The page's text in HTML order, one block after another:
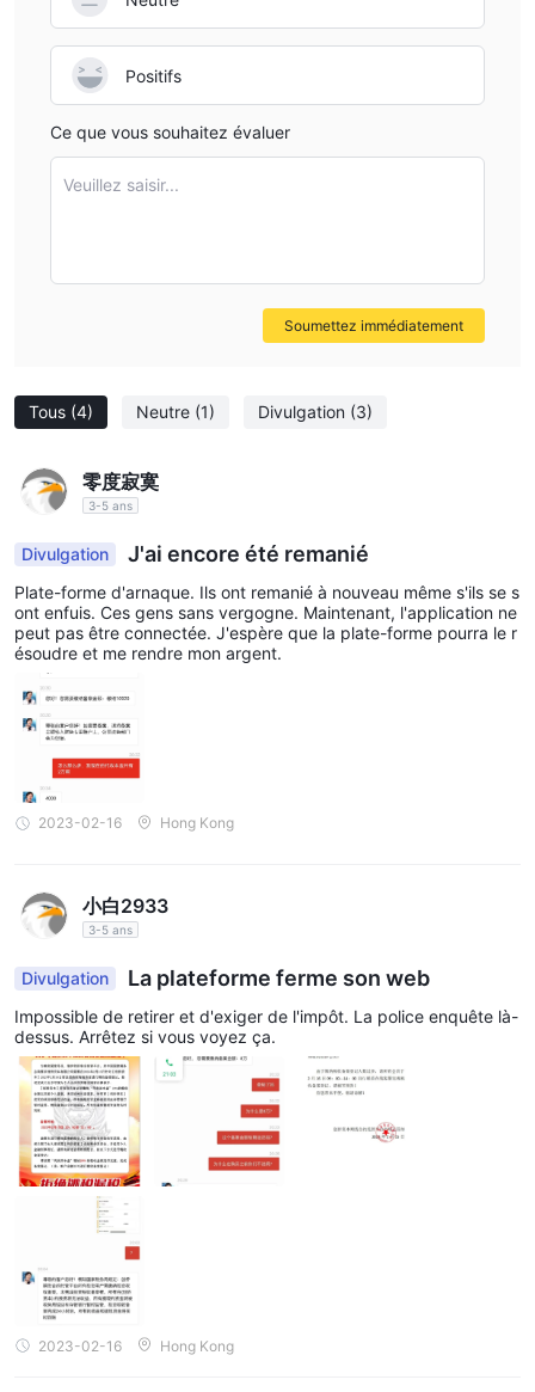
chèque de 2 000 USD (ou l'équivalent) à notre société* par
courrier ou en visitant un avocat, un expert-comptable ou un
directeur de succursale bancaire pour vérification.
Envoyez les documents signés, vos pièces d'identité certifiées
et le chèque de 2 000 USD (si applicable) à notre entreprise.
5 Étapes pour l'ouverture de compte en face à face :
signatures.
Le client initie le processus de dépôt en déposant ses fonds sur
le compte bénéficiaire de CLC dans la banque. Après le dépôt,
transaction. La banque bénéficiaire de CLC est China
Construction Bank (Asia) Corporation Limited.
- Temps de traitement des dépôts clients :
- Pour les dépôts de 200 000 HKD ou moins : 1 jour ouvrable
- Pour les dépôts allant de HKD 200 000 à 5 000 000 : 1 à 3
jours ouvrables
- Les dépôts dépassant 5 000 000 HKD : 3 à 5 jours ouvrables
- Note : Un délai supplémentaire de compensation est
nécessaire pour les dépôts par chèque.
Une fois que la banque confirme la réception des fonds du
compte titres du client respectif. Il est important de noter que
dans le cas des dépôts par chèque, CLC ne traitera le dépôt
Le client est ensuite en mesure de s'engager dans des
opérations de trading de titres en utilisant leur compte de titres
CLC.
Ressources éducatives
CLC propose plusieurs tutoriels vidéo, en mandarin et en
cantonais, sur la façon d'ouvrir un compte, de télécharger un
logiciel, de passer des commandes sur la plateforme de trading,
etc., afin que les traders novices puissent se familiariser et
Support client
La société CLC Securities Limited offre un support client
management and strategy execution, I have to be
documentation or direct confirmation regarding EA
support, I would not expect seamless use of automated
trading systems with them. For anyone reliant on EAs, I
would stress the importance of verifying platform
capabilities directly with CLC before committing funds. In
trading ambitions.
Tous (4) Neutre (1) Divulgation (3)
零度寂寞
3-5 ans
Divulgation J'ai encore été remanié
Plate-forme d'arnaque. Ils ont remanié à nouveau même s'ils se s
ont enfuis. Ces gens sans vergogne. Maintenant, l'application ne
peut pas être connectée. J'espère que la plate-forme pourra le r
ésoudre et me rendre mon argent.
2023-02-16 Hong Kong
小白2933
3-5 ans
Divulgation La plateforme ferme son web
Impossible de retirer et d'exiger de l'impôt. La police enquête là-
dessus. Arrêtez si vous voyez ça.
2023-02-16 Hong Kong
Positifs
Ce que vous souhaitez évaluer
Veuillez saisir...
Soumettez immédiatement